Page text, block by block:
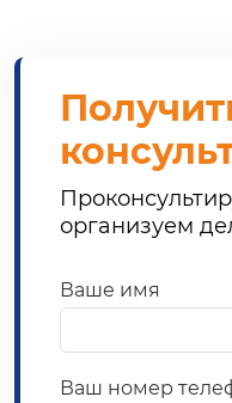
организуем
Ваше имя
Ваш номер